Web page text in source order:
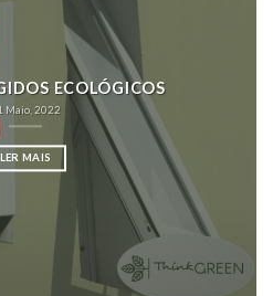
ECOLÓGICOS
Maio, 2022
LER MAIS